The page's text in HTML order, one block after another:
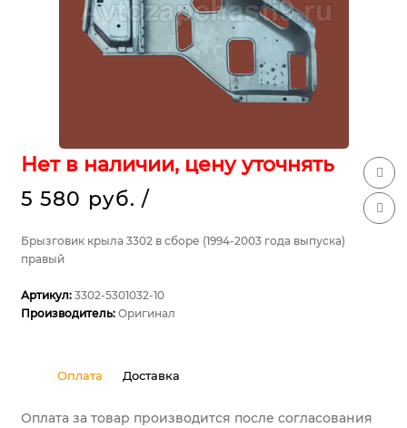
Нет в наличии, цену уточнять
5 580 руб. /
Брызговик крыла 3302 в сборе (1994-2003 года выпуска)
правый
Артикул: 3302-5301032-10
Производитель: Оригинал
Оплата Доставка
Оплата за товар производится после согласования